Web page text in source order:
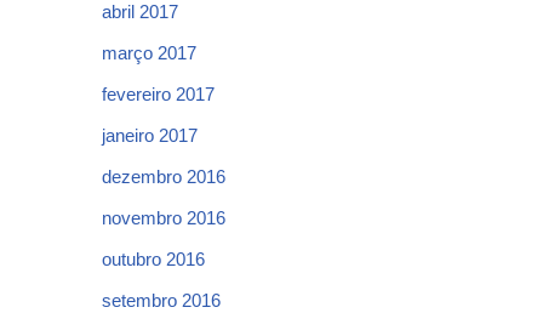
abril 2017
março 2017
fevereiro 2017
janeiro 2017
dezembro 2016
novembro 2016
outubro 2016
setembro 2016